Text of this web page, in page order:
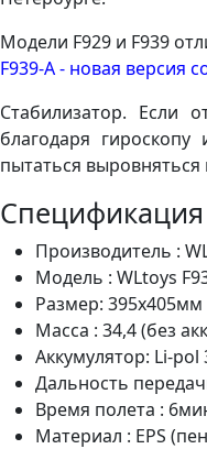
Модели F929 и F939
F939-A - новая версия
Стабилизатор. Если
благодаря
пытаться
Спецификация
Производитель :
Модель : WLtoys
Размер: 395х405мм
Масса : 34,4 (без
Аккумулятор: Li-pol
Дальность
Время полета :
Материал : EPS